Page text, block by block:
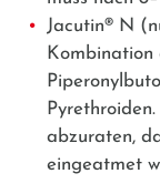
Jacutin® N
Kombination
abzuraten,
eingeatmet